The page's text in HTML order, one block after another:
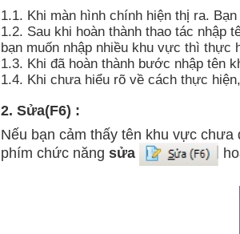
1.1. Khi màn hình chính hiện thị ra.
1.2. Sau khi hoàn thành thao tác nhập
bạn muốn nhập nhiều khu vực thì thực
1.3. Khi đã hoàn thành bước nhập tên
1.4. Khi chưa hiểu rõ về cách thực
2. Sửa(F6) :
Nếu bạn cảm thấy tên khu vực
phím chức năng sửa